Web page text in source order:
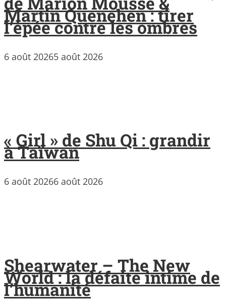
Martin Quenehen : tirer
l’épée contre les ombres
6 août 20265 août 2026
« Girl » de Shu Qi : grandir
à Taïwan
6 août 20266 août 2026
Shearwater – The New
World : la défaite intime de
l’humanité